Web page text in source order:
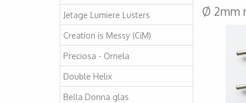
Jetage Lumiere Lusters
Creation is Messy (CiM)
Preciosa - Ornela
Double Helix
Bella Donna glas
Ø 2mm